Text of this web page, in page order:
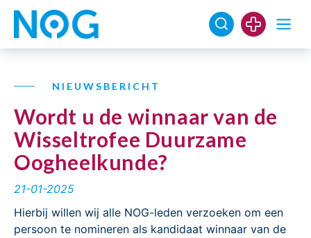
NIEUWSBERICHT
Wordt u de winnaar van de
Wisseltrofee Duurzame
Oogheelkunde?
21-01-2025
Hierbij willen wij alle NOG-leden verzoeken om een
persoon te nomineren als kandidaat winnaar van de